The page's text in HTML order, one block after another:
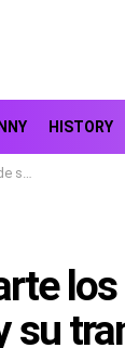
HISTORY
su